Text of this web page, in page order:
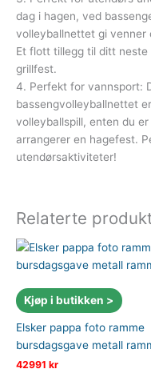
dag i hagen, ved
volleyballnettet gi venner
Et flott tillegg til ditt
grillfest.
4. Perfekt for vannsport:
bassengvolleyballnettet
volleyballspill, enten du
arrangerer en hagefest.
utendørsaktiviteter!
Relaterte
Kjøp i butikken >
Elsker pappa foto ramme
bursdagsgave metall
42991 kr